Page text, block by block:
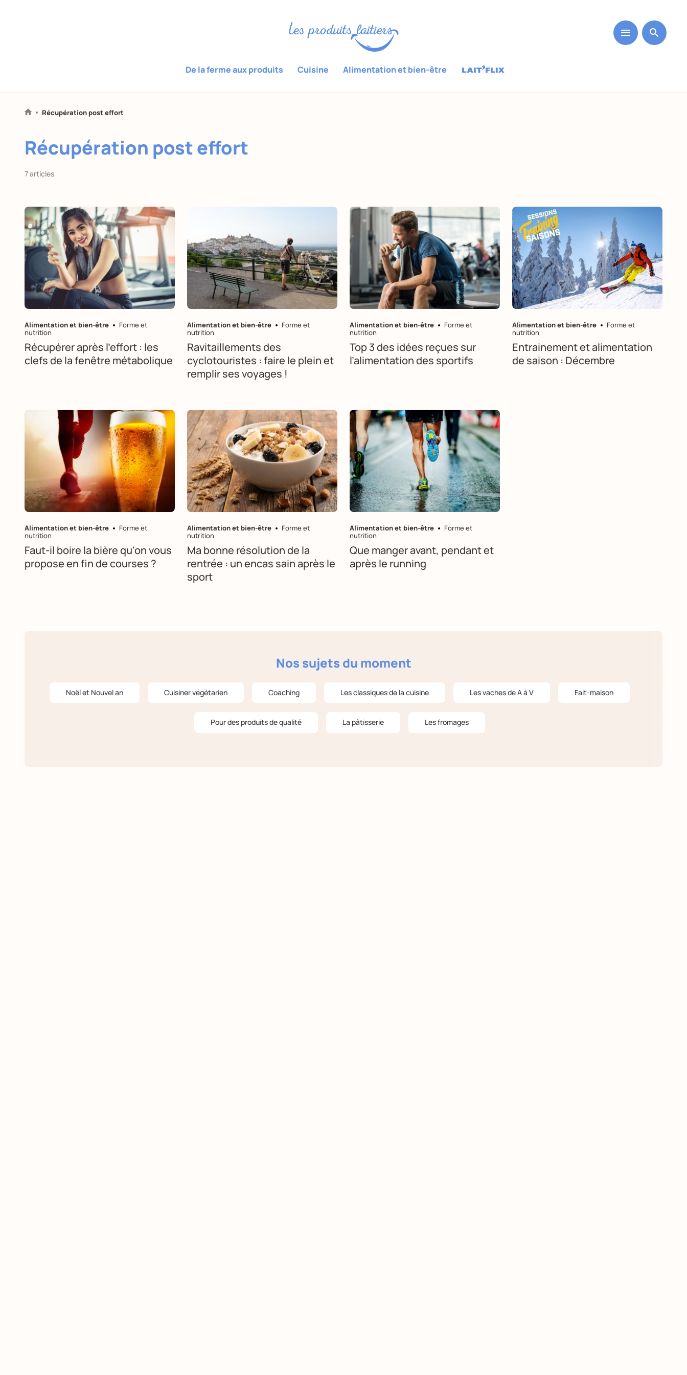
De la ferme aux produits Cuisine Alimentation et bien-être
Récupération post effort
Récupération post effort
7 articles
Alimentation et bien-être
Forme et
nutrition
Récupérer après l’effort : les
clefs de la fenêtre métabolique
Alimentation et bien-être
Forme et
nutrition
Ravitaillements des
cyclotouristes : faire le plein et
remplir ses voyages !
Alimentation et bien-être
Forme et
nutrition
Top 3 des idées reçues sur
l’alimentation des sportifs
Alimentation et bien-être
Forme et
nutrition
Entrainement et alimentation
de saison : Décembre
Alimentation et bien-être
Forme et
nutrition
Faut-il boire la bière qu'on vous
propose en fin de courses ?
Alimentation et bien-être
Forme et
nutrition
Ma bonne résolution de la
rentrée : un encas sain après le
sport
Alimentation et bien-être
Forme et
nutrition
Que manger avant, pendant et
après le running
Nos sujets du moment
Noël et Nouvel an Cuisiner végétarien Coaching Les classiques de la cuisine Les vaches de A à V Fait-maison
Pour des produits de qualité La pâtisserie Les fromages